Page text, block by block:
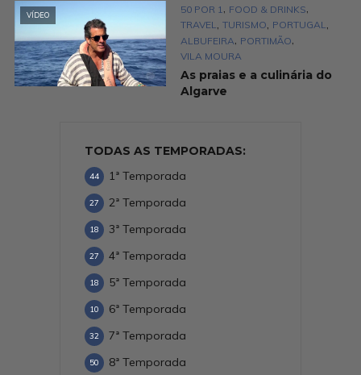
VÍDEO
50 POR 1 , FOOD & DRINKS,
TRAVEL, TURISMO, PORTUGAL,
ALBUFEIRA, PORTIMÃO,
VILA MOURA
As praias e a culinária do
Algarve
TODAS AS TEMPORADAS:
1ª Temporada
44
2ª Temporada
27
3ª Temporada
18
4ª Temporada
27
5ª Temporada
18
6ª Temporada
10
7ª Temporada
32
8ª Temporada
50